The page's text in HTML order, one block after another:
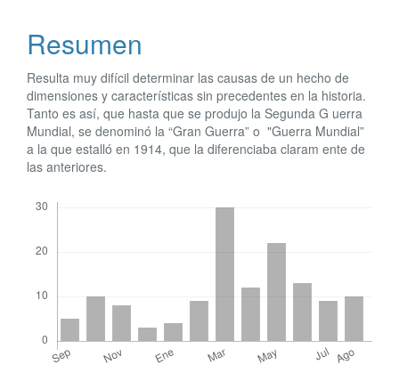
del
artículo
Resumen
Resulta muy difícil determinar las causas de un hecho de
dimensiones y características sin precedentes en la historia.
Tanto es así, que hasta que se produjo la Segunda G uerra
Mundial, se denominó la “Gran Guerra” o "Guerra Mundial”
a la que estalló en 1914, que la diferenciaba claram ente de
las anteriores.